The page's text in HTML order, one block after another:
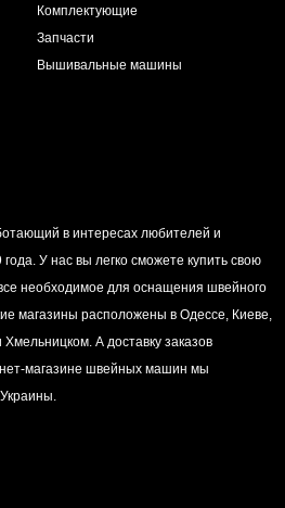
Комплектующие
Запчасти
Вышивальные машины
в интересах любителей и
У нас вы легко сможете купить свою
необходимое для оснащения швейного
магазины расположены в Одессе, Киеве,
А доставку заказов
магазине швейных машин мы